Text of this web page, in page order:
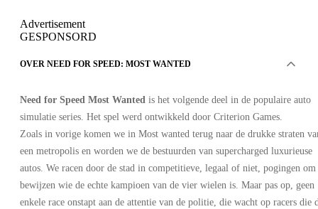
Advertisement
GESPONSORD
OVER NEED FOR SPEED: MOST WANTED
Need for Speed Most Wanted is het volgende deel in de populaire auto
simulatie series. Het spel werd ontwikkeld door Criterion Games.
Zoals in vorige komen we in Most wanted terug naar de drukke straten
een metropolis en worden we de bestuurden van supercharged luxurieuse
autos. We racen door de stad in competitieve, legaal of niet, pogingen om
bewijzen wie de echte kampioen van de vier wielen is. Maar pas op, geen
enkele race onstapt aan de attentie van de politie, die wacht op racers die